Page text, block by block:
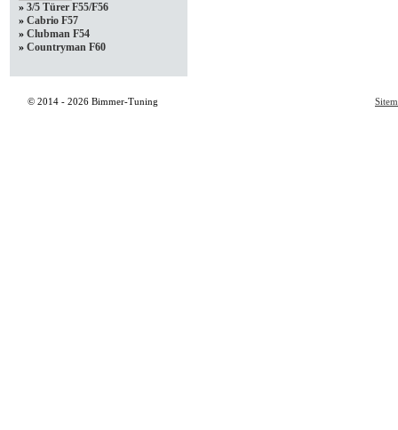
» 3/5 Türer F55/F56
» Cabrio F57
» Clubman F54
» Countryman F60
© 2014 - 2026 Bimmer-Tuning